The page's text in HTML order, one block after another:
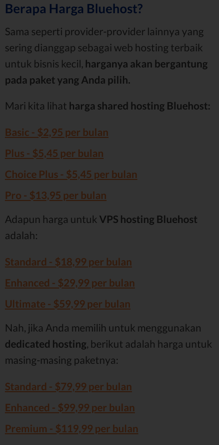
Berapa Harga Bluehost?
Sama seperti provider-provider lainnya yang
sering dianggap sebagai web hosting terbaik
untuk bisnis kecil, harganya akan bergantung
pada paket yang Anda pilih.
Mari kita lihat harga shared hosting Bluehost:
Basic - $2,95 per bulan
Plus - $5,45 per bulan
Choice Plus - $5,45 per bulan
Pro - $13,95 per bulan
Adapun harga untuk VPS hosting Bluehost
adalah:
Standard - $18,99 per bulan
Enhanced - $29,99 per bulan
Ultimate - $59,99 per bulan
Nah, jika Anda memilih untuk menggunakan
dedicated hosting , berikut adalah harga untuk
masing-masing paketnya:
Standard - $79,99 per bulan
Enhanced - $99,99 per bulan
Premium - $119,99 per bulan